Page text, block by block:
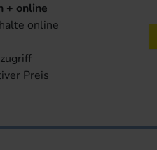
+ online
online
Preis